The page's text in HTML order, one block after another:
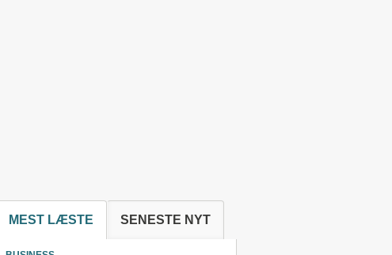
MEST LÆSTE SENESTE NYT